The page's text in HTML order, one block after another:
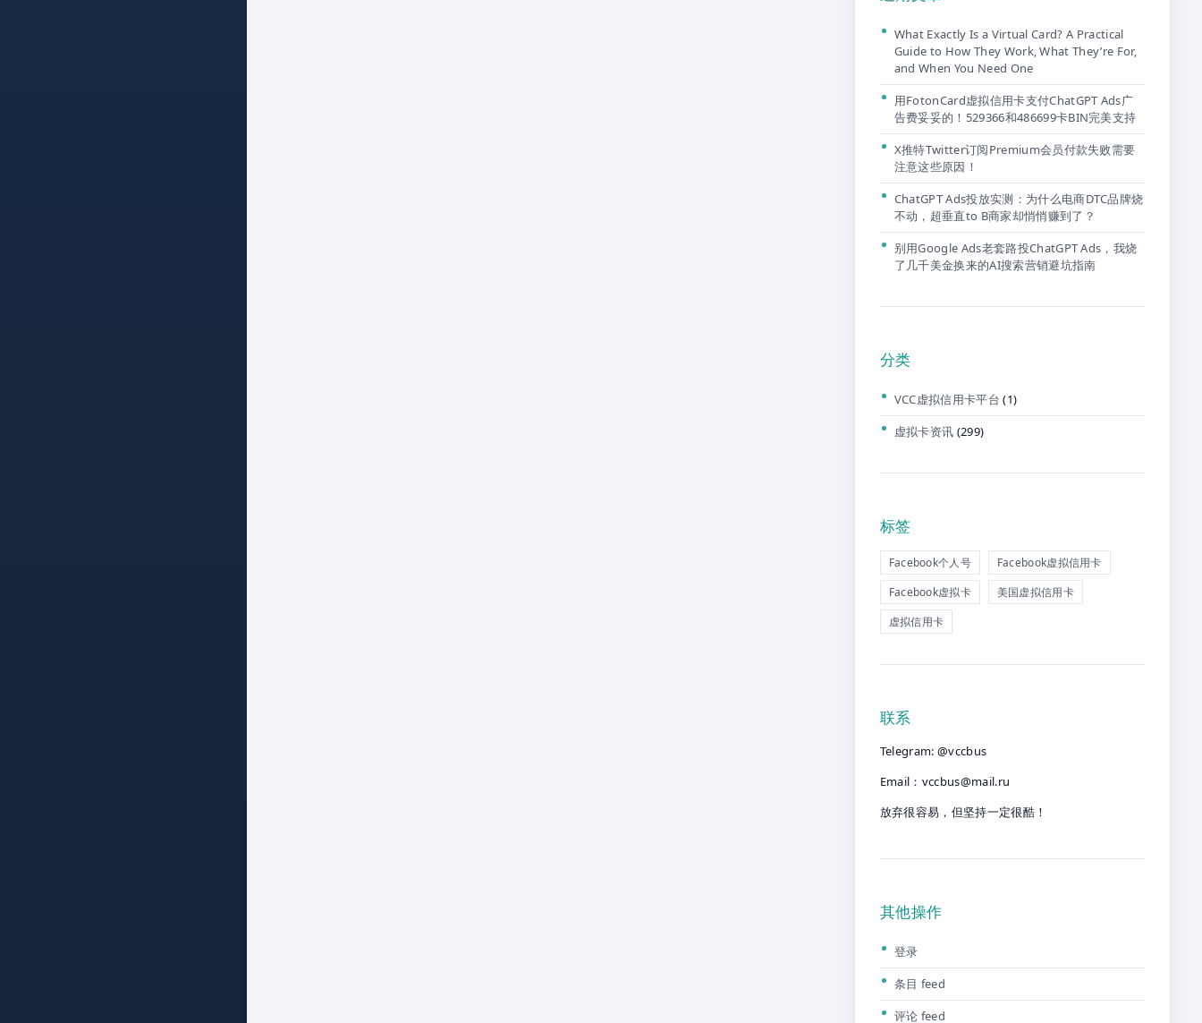
What Exactly Is a Virtual Card? A Practical
Guide to How They Work, What They’re For,
and When You Need One
用FotonCard虚拟信用卡支付ChatGPT Ads广
告费妥妥的！529366和486699卡BIN完美支持
X推特Twitter订阅Premium会员付款失败需要
注意这些原因！
ChatGPT Ads投放实测：为什么电商DTC品牌烧
不动，超垂直to B商家却悄悄赚到了？
别用Google Ads老套路投ChatGPT Ads，我烧
了几千美金换来的AI搜索营销避坑指南
分类
VCC虚拟信用卡平台 (1)
虚拟卡资讯 (299)
标签
Facebook个人号
Facebook虚拟信用卡
Facebook虚拟卡
美国虚拟信用卡
虚拟信用卡
联系
Telegram: @vccbus
Email： vccbus@mail.ru
放弃很容易，但坚持一定很酷！
其他操作
登录
条目 feed
评论 feed